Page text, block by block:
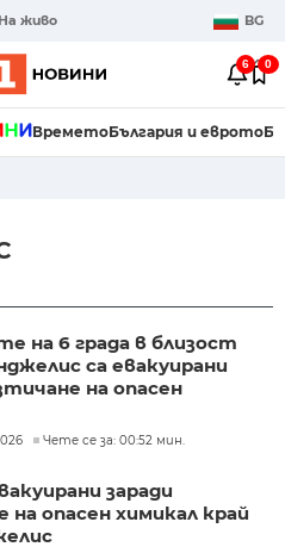
На живо BG
6 0
ВреметоБългария и еврото
на 6 града в близост
са евакуирани
на опасен
Чете се за: 00:52 мин.
заради
на опасен химикал край